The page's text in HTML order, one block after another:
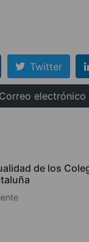
Twitter
Correo electrónico
de los